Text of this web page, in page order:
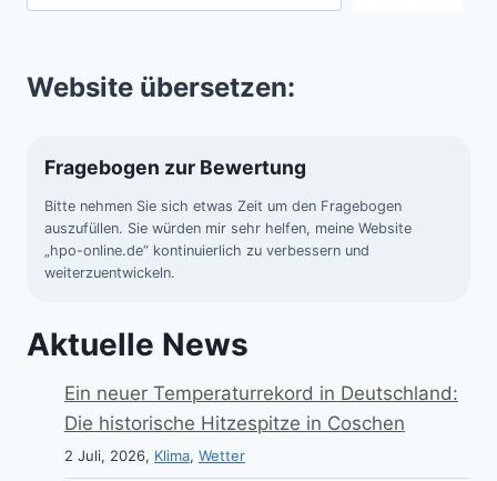
Website übersetzen:
Fragebogen zur Bewertung
Bitte nehmen Sie sich etwas Zeit um den Fragebogen
auszufüllen. Sie würden mir sehr helfen, meine Website
„hpo-online.de“ kontinuierlich zu verbessern und
weiterzuentwickeln.
Aktuelle News
Ein neuer Temperaturrekord in Deutschland:
Die historische Hitzespitze in Coschen
2 Juli, 2026, Klima, Wetter